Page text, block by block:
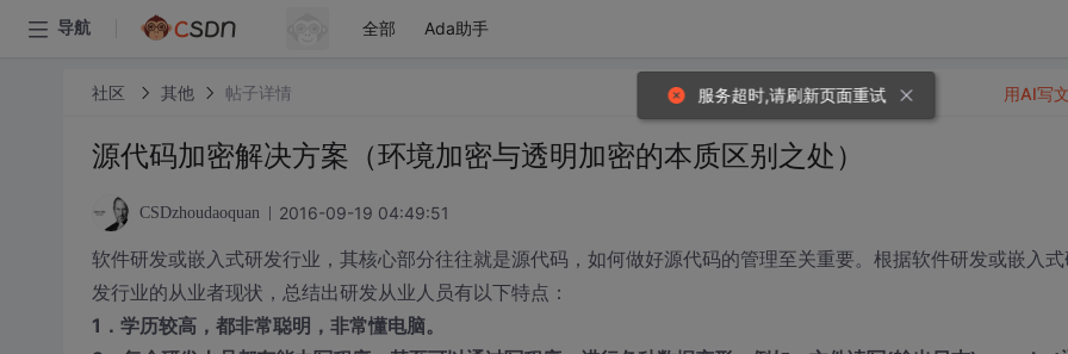
导航 全部 Ada助手
社区 其他 帖子详情
源代码加密解决方案（环境加密与透明加密的本质区别之处）
CSDzhoudaoquan 2016-09-19 04:49:51
软件研发或嵌入式研发行业，其核心部分往往就是源代码，如何做好源代码的管理至关重要。根据软件研发或嵌入式
发行业的从业者现状，总结出研发从业人员有以下特点：
1．学历较高，都非常聪明，非常懂电脑。
用AI写
服务超时,请刷新页面重试